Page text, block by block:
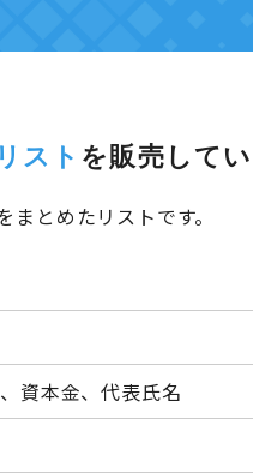
スト を販売して
とめたリストです。
資本金、代表氏名